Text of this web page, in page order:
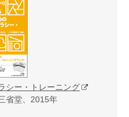
シー・トレーニング
省堂、2015年